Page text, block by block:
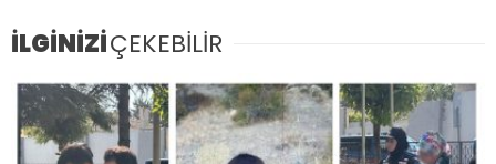
İLGİNİZİÇEKEBİLİR